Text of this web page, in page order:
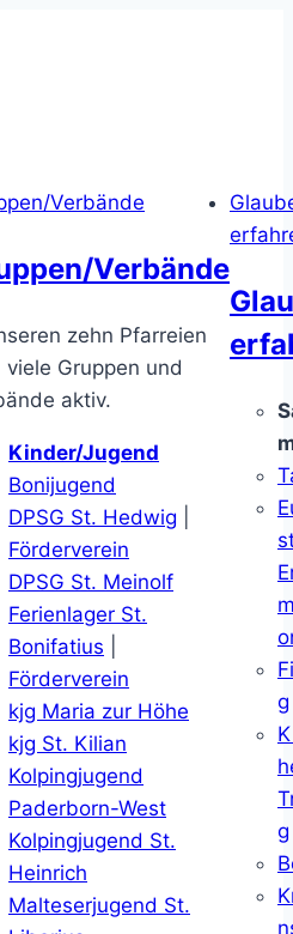
Verbände
Verbände
zehn Pfarreien
viele Gruppen und
aktiv.
Kinder/Jugend
Bonijugend
DPSG St. Hedwig
Förderverein
DPSG St. Meinolf
Ferienlager St.
Bonifatius
Förderverein
kjg Maria zur Höhe
kjg St. Kilian
Kolpingjugend
Paderborn-West
Kolpingjugend St.
Heinrich
Malteserjugend St.
g
g